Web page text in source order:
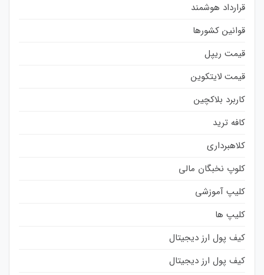
قرارداد هوشمند
قوانین کشورها
قیمت ریپل
قیمت لایتکوین
کاربرد بلاکچین
کافه ترید
کلاهبرداری
کلوپ نخبگان مالی
کلیپ آموزشی
کلیپ ها
کیف پول ارز دیجیتال
کیف پول ارز دیجیتال